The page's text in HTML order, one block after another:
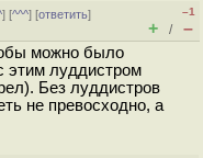
] [^^^] [ответить]
–1
+ / –
можно было
этим луддистром
Без луддистров
не превосходно, а